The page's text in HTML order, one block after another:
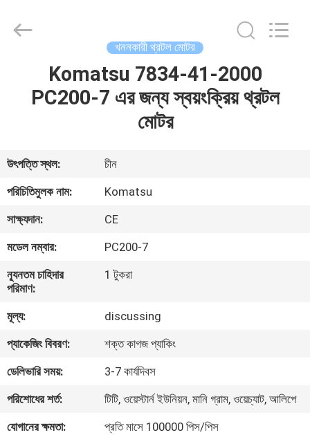
আমাদের
সম্পর্কে
কারখানা
ভ্রমণ
নিয়ন্ত্রণ
যোগাযোগ
করুন
Management
Services
খননকারী থ্রটল মোটর
Komatsu 7834-41-2000
PC200-7 এর জন্য স্বয়ংক্রিয় থ্রটল
মোটর
উৎপত্তি স্থল:
চীন
পরিচিতিমুলক নাম:
Komatsu
সাক্ষ্যদান:
CE
মডেল নম্বার:
PC200-7
ন্যূনতম চাহিদার
পরিমাণ:
1 টুকরা
মূল্য:
discussing
প্যাকেজিং বিবরণ:
শক্ত কাগজ প্যাকিং
ডেলিভারি সময়:
3-7 কার্যদিবস
পরিশোধের শর্ত:
টিটি, ওয়েস্টার্ন ইউনিয়ন, মানি গ্রাম, ওয়েচ্যাট, আলিপে
যোগানের ক্ষমতা:
প্রতি মাসে 100000 পিস/পিস